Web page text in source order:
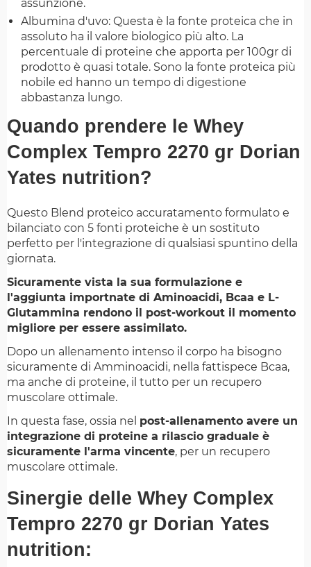
assunzione.
Albumina d'uvo: Questa è la fonte proteica che in
assoluto ha il valore biologico più alto. La
percentuale di proteine che apporta per 100gr di
prodotto è quasi totale. Sono la fonte proteica più
nobile ed hanno un tempo di digestione
abbastanza lungo.
Quando prendere le Whey
Complex Tempro 2270 gr Dorian
Yates nutrition?
Questo Blend proteico accuratamento formulato e
bilanciato con 5 fonti proteiche è un sostituto
perfetto per l'integrazione di qualsiasi spuntino della
giornata.
Sicuramente vista la sua formulazione e
l'aggiunta importnate di Aminoacidi, Bcaa e L-
Glutammina rendono il post-workout il momento
migliore per essere assimilato.
Dopo un allenamento intenso il corpo ha bisogno
sicuramente di Amminoacidi, nella fattispece Bcaa,
ma anche di proteine, il tutto per un recupero
muscolare ottimale.
In questa fase, ossia nel post-allenamento avere un
integrazione di proteine a rilascio graduale è
sicuramente l'arma vincente, per un recupero
muscolare ottimale.
Sinergie delle Whey Complex
Tempro 2270 gr Dorian Yates
nutrition: